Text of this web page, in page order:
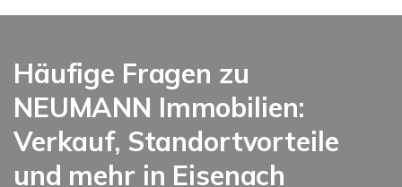
Häufige Fragen zu
NEUMANN Immobilien:
Verkauf, Standortvorteile
und mehr in Eisenach